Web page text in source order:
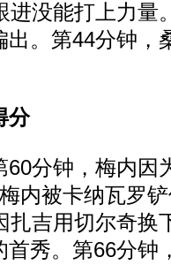
进没能打上力量
。第44分钟，
分
分钟，梅内因
内被卡纳瓦罗
扎吉用切尔奇换
秀。第66分钟